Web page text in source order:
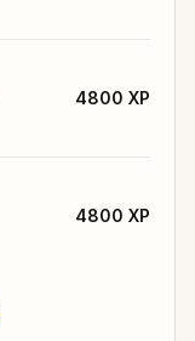
4800 XP
4800 XP